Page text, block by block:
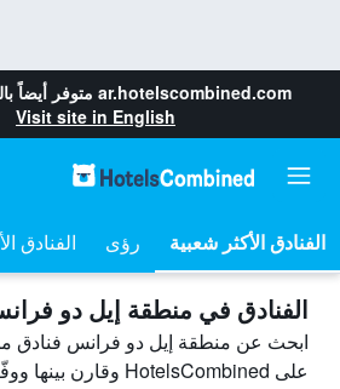
ar.hotelscombined.com متوفر أيضاً
Visit site in English
رؤى الفنادق
الفنادق في منطقة إيل دو
ابحث عن منطقة إيل دو فرانس فنادق
على HotelsCombined وقارن بينها ووفّر.